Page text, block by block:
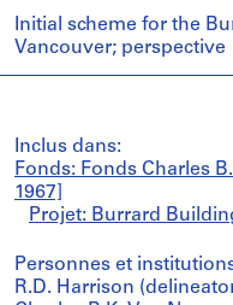
Initial scheme for the
Vancouver; perspective
Inclus dans:
Fonds: Fonds Charles
1967]
Projet: Burrard
Personnes et
R.D. Harrison